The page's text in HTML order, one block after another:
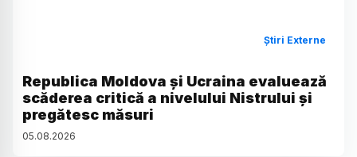
Știri Externe
Republica Moldova și Ucraina evaluează
scăderea critică a nivelului Nistrului și
pregătesc măsuri
05.08.2026